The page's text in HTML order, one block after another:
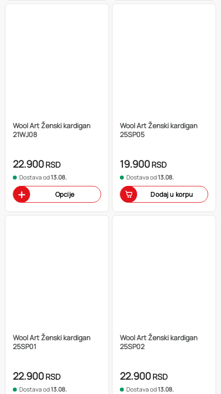
Wool Art Ženski kardigan
21WJ08
22.900RSD
Dostava od13.08.
Opcije
Wool Art Ženski kardigan
25SP05
19.900RSD
Dostava od13.08.
Dodaj u korpu
Wool Art Ženski kardigan
25SP01
22.900RSD
Dostava od13.08.
Wool Art Ženski kardigan
25SP02
22.900RSD
Dostava od13.08.